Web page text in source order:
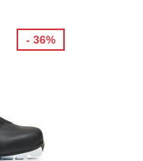
- 36%